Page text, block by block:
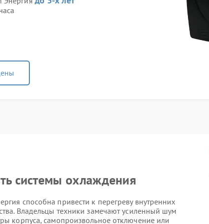
системы охлаждения
способна привести к перегреву внутренних
Владельцы техники замечают усиленный шум
корпуса, самопроизвольное отключение или